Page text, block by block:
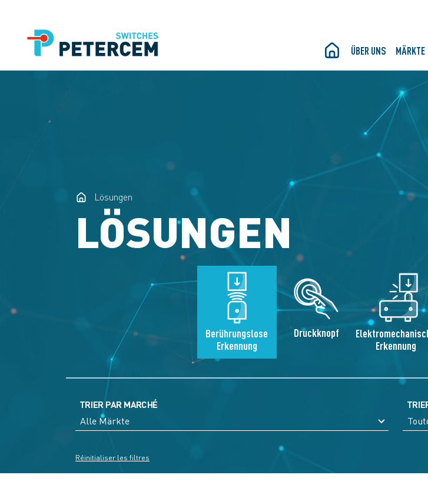
ÜBER UNS
MÄRKTE
Lösungen
LÖSUNGEN
Berührungslose
Erkennung
Druckknopf
Erkennung
TRIER PAR MARCHÉ
Réinitialiser les filtres